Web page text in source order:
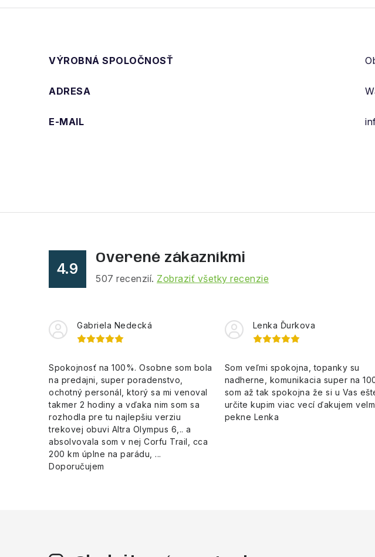
VÝROBNÁ SPOLOČNOSŤ
ADRESA
E-MAIL
4.9
Overené zákazníkmi
507 recenzií. Zobraziť všetky recenzie
Gabriela Nedecká
Spokojnosť na 100%. Osobne som bola
na predajni, super poradenstvo,
ochotný personál, ktorý sa mi venoval
takmer 2 hodiny a vďaka nim som sa
rozhodla pre tu najlepšiu verziu
trekovej obuvi Altra Olympus 6,.. a
absolvovala som v nej Corfu Trail, cca
200 km úplne na parádu, ...
Doporučujem
Lenka Ďurkova
Som veľmi spokojna, topanky su
nadherne, komunikacia super na
som až tak spokojna že si u Vas
určite kupim viac vecí ďakujem
pekne Lenka